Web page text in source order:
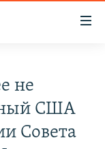
не
США
Совета